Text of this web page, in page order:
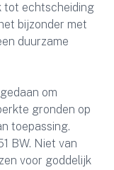
tot echtscheiding
bijzonder met
duurzame
om
gronden op
toepassing.
BW. Niet van
voor goddelijk